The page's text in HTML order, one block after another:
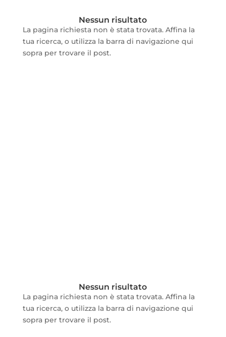
Nessun risultato
La pagina richiesta non è stata trovata. Affina la
tua ricerca, o utilizza la barra di navigazione qui
sopra per trovare il post.
Nessun risultato
La pagina richiesta non è stata trovata. Affina la
tua ricerca, o utilizza la barra di navigazione qui
sopra per trovare il post.